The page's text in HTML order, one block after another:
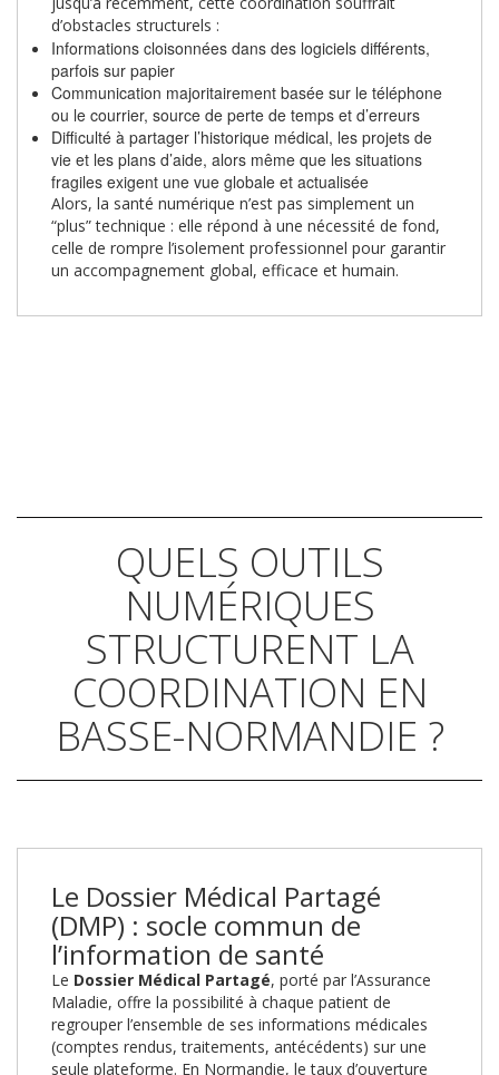
d’obstacles structurels :
Informations cloisonnées dans des logiciels différents,
parfois sur papier
Communication majoritairement basée sur le téléphone
ou le courrier, source de perte de temps et d’erreurs
Difficulté à partager l’historique médical, les projets de
vie et les plans d’aide, alors même que les situations
fragiles exigent une vue globale et actualisée
Alors, la santé numérique n’est pas simplement un
“plus” technique : elle répond à une nécessité de fond,
celle de rompre l’isolement professionnel pour garantir
un accompagnement global, efficace et humain.
QUELS OUTILS
NUMÉRIQUES
STRUCTURENT LA
COORDINATION EN
BASSE-NORMANDIE ?
Le Dossier Médical Partagé
(DMP) : socle commun de
l’information de santé
Le Dossier Médical Partagé, porté par l’Assurance
Maladie, offre la possibilité à chaque patient de
regrouper l’ensemble de ses informations médicales
(comptes rendus, traitements, antécédents) sur une
seule plateforme. En Normandie, le taux d’ouverture